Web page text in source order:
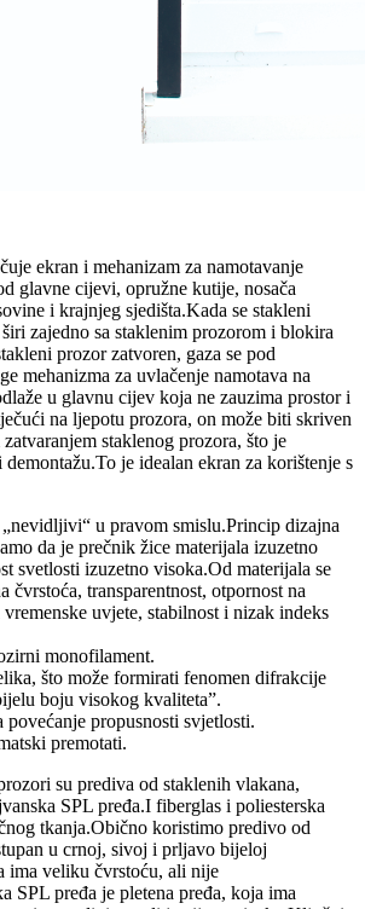
ekran i mehanizam za namotavanje
glavne cijevi, opružne kutije, nosača
i krajnjeg sjedišta.Kada se stakleni
zajedno sa staklenim prozorom i blokira
prozor zatvoren, gaza se pod
mehanizma za uvlačenje namotava na
u glavnu cijev koja ne zauzima prostor i
na ljepotu prozora, on može biti skriven
staklenog prozora, što je
je idealan ekran za korištenje s
u pravom smislu.Princip dizajna
da je prečnik žice materijala izuzetno
svetlosti izuzetno visoka.Od materijala se
čvrstoća, transparentnost, otpornost na
uvjete, stabilnost i nizak indeks
monofilament.
što može formirati fenomen difrakcije
boju visokog kvaliteta”.
propusnosti svjetlosti.
premotati.
su prediva od staklenih vlakana,
SPL pređa.I fiberglas i poliesterska
tkanja.Obično koristimo predivo od
u crnoj, sivoj i prljavo bijeloj
ima veliku čvrstoću, ali nije
SPL pređa je pletena pređa, koja ima